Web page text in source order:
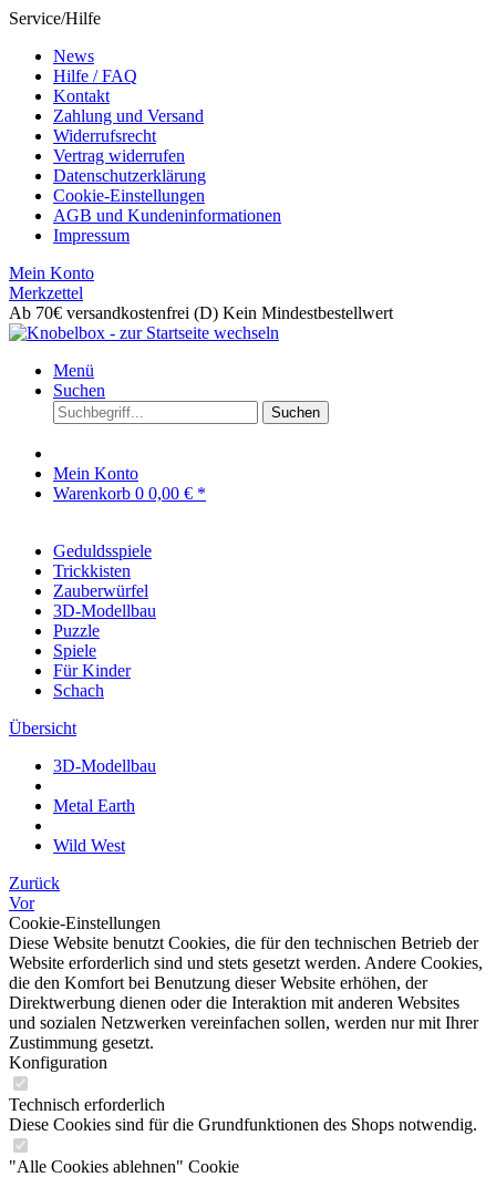
Service/Hilfe
News
Hilfe / FAQ
Kontakt
Zahlung und Versand
Widerrufsrecht
Vertrag widerrufen
Datenschutzerklärung
Cookie-Einstellungen
AGB und Kundeninformationen
Impressum
Mein Konto
Merkzettel
Ab 70€ versandkostenfrei (D) Kein Mindestbestellwert
Menü
Suchen
Suchen
Mein Konto
Warenkorb 0 0,00 € *
Geduldsspiele
Trickkisten
Zauberwürfel
3D-Modellbau
Puzzle
Spiele
Für Kinder
Schach
Übersicht
3D-Modellbau
Metal Earth
Wild West
Zurück
Vor
Cookie-Einstellungen
Diese Website benutzt Cookies, die für den technischen Betrieb der
Website erforderlich sind und stets gesetzt werden. Andere Cookies,
die den Komfort bei Benutzung dieser Website erhöhen, der
Direktwerbung dienen oder die Interaktion mit anderen Websites
und sozialen Netzwerken vereinfachen sollen, werden nur mit Ihrer
Zustimmung gesetzt.
Konfiguration
Technisch erforderlich
Diese Cookies sind für die Grundfunktionen des Shops notwendig.
"Alle Cookies ablehnen" Cookie